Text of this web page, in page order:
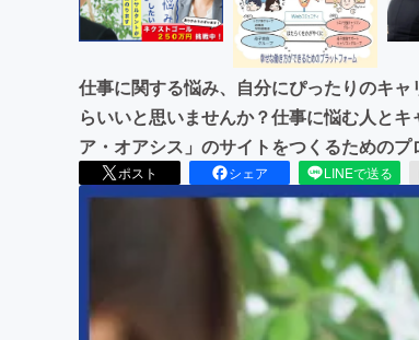
仕事に関する悩み、自分にぴったりのキ
らいいと思いませんか？仕事に悩む人と
ア・オアシス」のサイトをつくるためのプ
ポスト シェア LINEで送る